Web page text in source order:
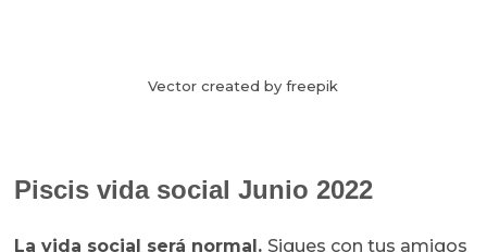
Vector created by freepik
Piscis vida social Junio 2022
La vida social será normal. Sigues con tus amigos